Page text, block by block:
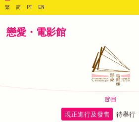
繁 简 PT EN
戀愛・電影館
節目
現正進行及發售 待舉行